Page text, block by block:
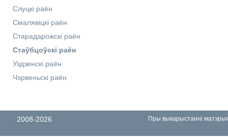
Слуцкі раён
Смалявіцкі раён
Старадарожскі раён
Стаўбцоўскі раён
Уздзенскі раён
Чэрвеньскі раён
2008-2026 Пры выкарыстанні